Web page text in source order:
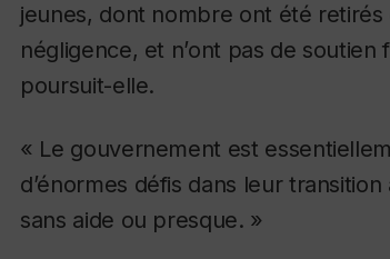
jeunes, dont nombre ont été
négligence, et n’ont pas de
poursuit-elle.
« Le gouvernement est
d’énormes défis dans leur
sans aide ou presque. »